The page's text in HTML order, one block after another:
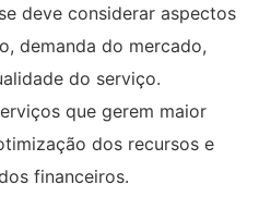
deve considerar aspectos
demanda do mercado,
do serviço.
que gerem maior
dos recursos e
financeiros.